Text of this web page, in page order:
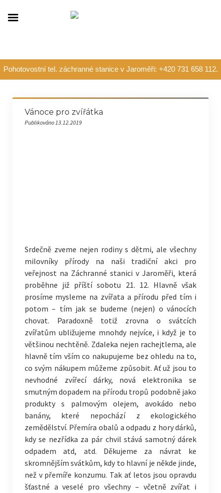
Pohotovostní tel. záchranné stanice v Jaroměři: +420 731 658 112.
Vánoce pro zvířátka
Publikováno 13.12.2019
Srdečně zveme nejen rodiny s dětmi, ale všechny
milovníky přírody na naši tradiční akci pro
veřejnost na Záchranné stanici v Jaroměři, která
proběhne již příští sobotu 21. 12. Hlavně však
prosíme mysleme na zvířata a přírodu před tím i
potom – tím jak se budeme (nejen) o vánocích
chovat. Paradoxně totiž zrovna o svátcích
zvířatům ubližujeme mnohdy nejvíce, i když je to
většinou nechtěně. Zdaleka nejen rachejtlema, ale
hlavně tím vším co nakupujeme bez ohledu na to,
co svým nákupem můžeme způsobit. Ať už jsou to
nevhodné zvířecí dárky, nová elektronika se
smutným dopadem na přírodu tropů podobně jako
produkty s palmovým olejem, avokádo nebo
banány, které nepochází z ekologického
zemědělství. Přemíra obalů a odpadu z hory dárků,
kdy se nezřídka za pár chvil stává samotný dárek
odpadem atd, atd. Děkujeme za návrat ke
skromnějším svátkům, kdy to hlavní je někde jinde,
než v přemíře konzumu. Tak ať letos jsou opravdu
šťastné a veselé pro všechny – včetně zvířat i